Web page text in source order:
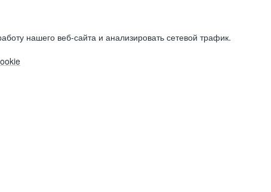
нашего веб-сайта и анализировать сетевой трафик.